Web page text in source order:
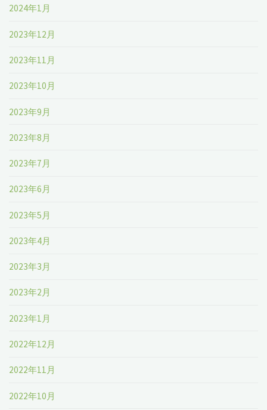
2024年1月
2023年12月
2023年11月
2023年10月
2023年9月
2023年8月
2023年7月
2023年6月
2023年5月
2023年4月
2023年3月
2023年2月
2023年1月
2022年12月
2022年11月
2022年10月